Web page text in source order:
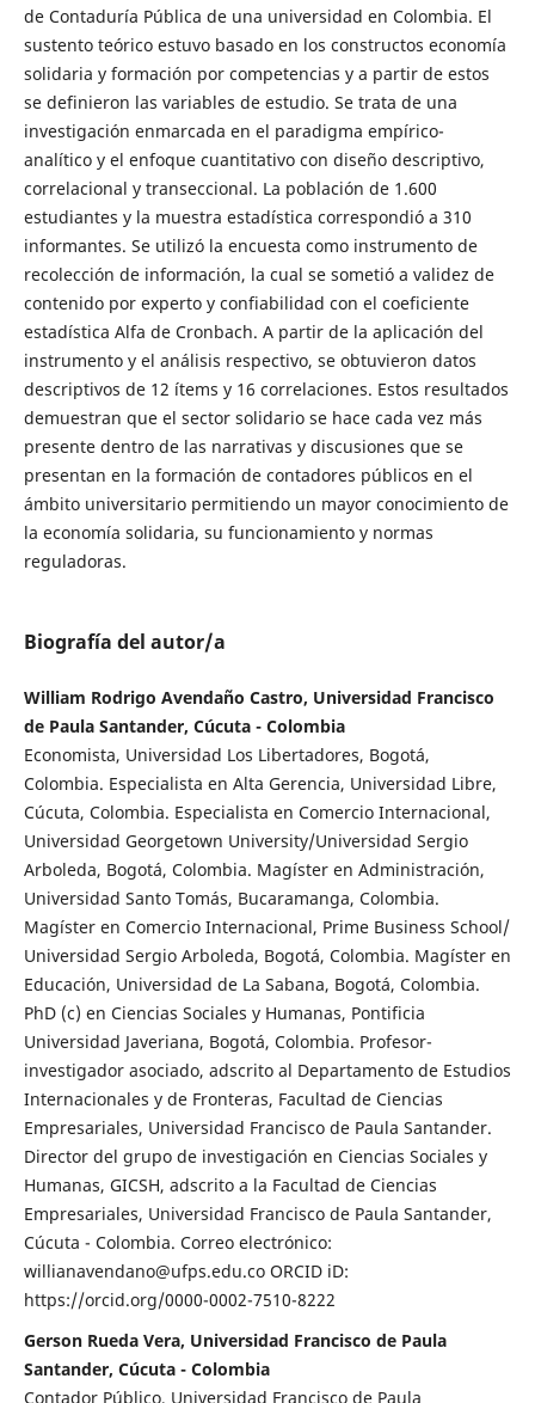
de Contaduría Pública de una universidad en Colombia. El
sustento teórico estuvo basado en los constructos economía
solidaria y formación por competencias y a partir de estos
se definieron las variables de estudio. Se trata de una
investigación enmarcada en el paradigma empírico-
analítico y el enfoque cuantitativo con diseño descriptivo,
correlacional y transeccional. La población de 1.600
estudiantes y la muestra estadística correspondió a 310
informantes. Se utilizó la encuesta como instrumento de
recolección de información, la cual se sometió a validez de
contenido por experto y confiabilidad con el coeficiente
estadística Alfa de Cronbach. A partir de la aplicación del
instrumento y el análisis respectivo, se obtuvieron datos
descriptivos de 12 ítems y 16 correlaciones. Estos resultados
demuestran que el sector solidario se hace cada vez más
presente dentro de las narrativas y discusiones que se
presentan en la formación de contadores públicos en el
ámbito universitario permitiendo un mayor conocimiento de
la economía solidaria, su funcionamiento y normas
reguladoras.
Biografía del autor/a
William Rodrigo Avendaño Castro, Universidad Francisco
de Paula Santander, Cúcuta - Colombia
Economista, Universidad Los Libertadores, Bogotá,
Colombia. Especialista en Alta Gerencia, Universidad Libre,
Cúcuta, Colombia. Especialista en Comercio Internacional,
Universidad Georgetown University/Universidad Sergio
Arboleda, Bogotá, Colombia. Magíster en Administración,
Universidad Santo Tomás, Bucaramanga, Colombia.
Magíster en Comercio Internacional, Prime Business School/
Universidad Sergio Arboleda, Bogotá, Colombia. Magíster en
Educación, Universidad de La Sabana, Bogotá, Colombia.
PhD (c) en Ciencias Sociales y Humanas, Pontificia
Universidad Javeriana, Bogotá, Colombia. Profesor-
investigador asociado, adscrito al Departamento de Estudios
Internacionales y de Fronteras, Facultad de Ciencias
Empresariales, Universidad Francisco de Paula Santander.
Director del grupo de investigación en Ciencias Sociales y
Humanas, GICSH, adscrito a la Facultad de Ciencias
Empresariales, Universidad Francisco de Paula Santander,
Cúcuta - Colombia. Correo electrónico:
willianavendano@ufps.edu.co ORCID iD:
https://orcid.org/0000-0002-7510-8222
Gerson Rueda Vera, Universidad Francisco de Paula
Santander, Cúcuta - Colombia
Contador Público, Universidad Francisco de Paula